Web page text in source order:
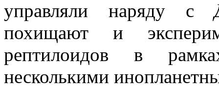
управляли наряду с
похищают и
рептилоидов в
несколькими